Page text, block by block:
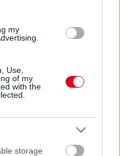
my
Use,
of my
with the
storage